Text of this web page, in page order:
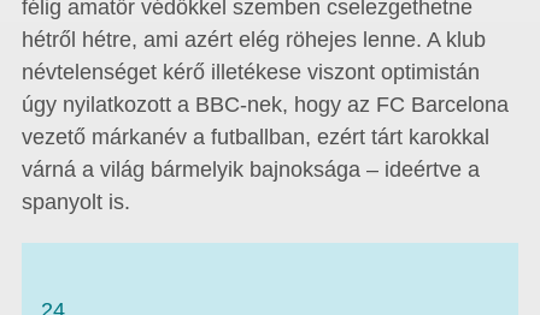
félig amatőr védőkkel szemben cselezgethetne
hétről hétre, ami azért elég röhejes lenne. A klub
névtelenséget kérő illetékese viszont optimistán
úgy nyilatkozott a BBC-nek, hogy az FC Barcelona
vezető márkanév a futballban, ezért tárt karokkal
várná a világ bármelyik bajnoksága – ideértve a
spanyolt is.